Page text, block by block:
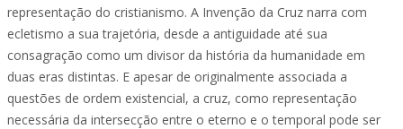
representação do cristianismo. A Invenção da Cruz narra com
ecletismo a sua trajetória, desde a antiguidade até sua
consagração como um divisor da história da humanidade em
duas eras distintas. E apesar de originalmente associada a
questões de ordem existencial, a cruz, como representação
necessária da intersecção entre o eterno e o temporal pode ser